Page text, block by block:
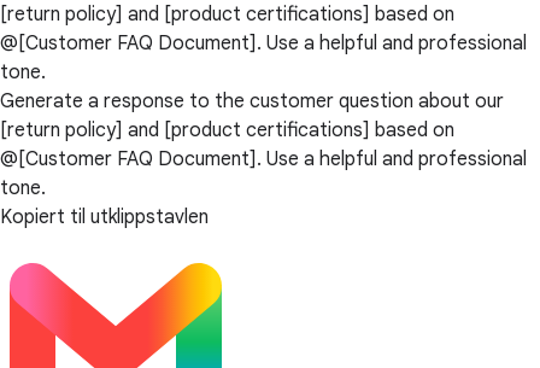
[return policy] and [product certifications] based on
@[Customer FAQ Document]. Use a helpful and professional
tone.
Generate a response to the customer question about our
[return policy] and [product certifications] based on
@[Customer FAQ Document]. Use a helpful and professional
tone.
Kopiert til utklippstavlen